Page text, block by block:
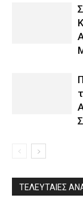
ΤΕΛΕΥΤΑΙΕΣ